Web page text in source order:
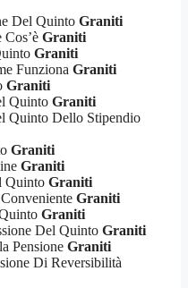
Del Quinto Graniti
Graniti
Graniti
Funziona Graniti
Graniti
Quinto Graniti
Quinto Dello Stipendio
Graniti
Graniti
Quinto Graniti
Graniti
Graniti
Del Quinto Graniti
Pensione Graniti
Di Reversibilità